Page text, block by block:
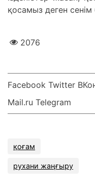
2076
Facebook Twitter
Mail.ru Telegram
қоғам
рухани жаңғыру